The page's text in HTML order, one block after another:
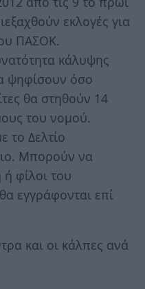
εκλογές για
ΠΑΣΟΚ.
κάλυψης
ψηφίσουν όσο
θα στηθούν 14
του νομού.
το Δελτίο
Μπορούν να
φίλοι του
εγγράφονται επί
και οι κάλπες ανά